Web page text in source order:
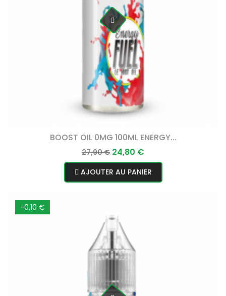
BOOST OIL 0MG 100ML ENERGY...
Prix
normal
27,90 € Prix
24,80 €
AJOUTER AU PANIER
-0,10 €